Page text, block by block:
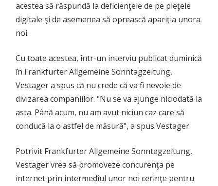
acestea să răspundă la deficienţele de pe pieţele
digitale şi de asemenea să oprească apariţia unora
noi.
Cu toate acestea, într-un interviu publicat duminică
în Frankfurter Allgemeine Sonntagzeitung,
Vestager a spus că nu crede că va fi nevoie de
divizarea companiilor. "Nu se va ajunge niciodată la
asta. Până acum, nu am avut niciun caz care să
conducă la o astfel de măsură", a spus Vestager.
Potrivit Frankfurter Allgemeine Sonntagzeitung,
Vestager vrea să promoveze concurenţa pe
internet prin intermediul unor noi cerinţe pentru